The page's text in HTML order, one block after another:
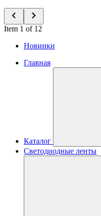
Item 1 of 12
Новинки
Главная
Каталог
Светодиодные ленты